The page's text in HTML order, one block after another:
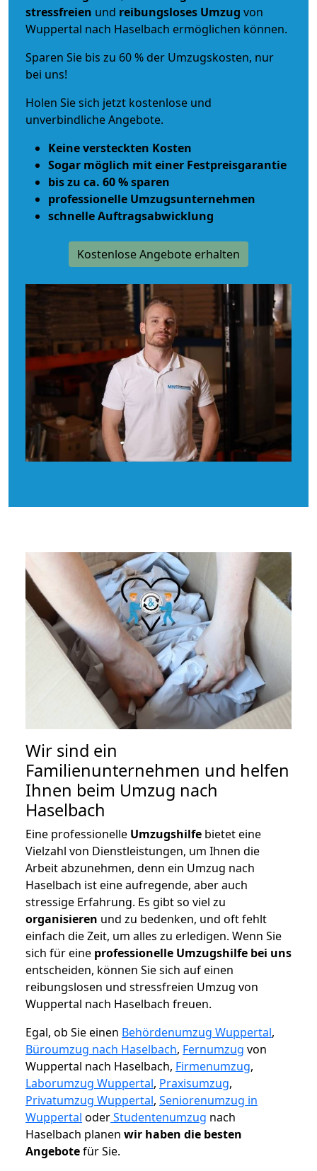
stressfreien und reibungsloses Umzug von
Wuppertal nach Haselbach ermöglichen können.
Sparen Sie bis zu 60 % der Umzugskosten, nur
bei uns!
Holen Sie sich jetzt kostenlose und
unverbindliche Angebote.
Keine versteckten Kosten
Sogar möglich mit einer Festpreisgarantie
bis zu ca. 60 % sparen
professionelle Umzugsunternehmen
schnelle Auftragsabwicklung
Kostenlose Angebote erhalten
Wir sind ein
Familienunternehmen und helfen
Ihnen beim Umzug nach
Haselbach
Eine professionelle Umzugshilfe bietet eine
Vielzahl von Dienstleistungen, um Ihnen die
Arbeit abzunehmen, denn ein Umzug nach
Haselbach ist eine aufregende, aber auch
stressige Erfahrung. Es gibt so viel zu
organisieren und zu bedenken, und oft fehlt
einfach die Zeit, um alles zu erledigen. Wenn Sie
sich für eine professionelle Umzugshilfe bei uns
entscheiden, können Sie sich auf einen
reibungslosen und stressfreien Umzug von
Wuppertal nach Haselbach freuen.
Egal, ob Sie einen Behördenumzug Wuppertal,
Büroumzug nach Haselbach, Fernumzug von
Wuppertal nach Haselbach, Firmenumzug,
Laborumzug Wuppertal, Praxisumzug,
Privatumzug Wuppertal, Seniorenumzug in
Wuppertal oderStudentenumzug nach
Haselbach planen wir haben die besten
Angebotefür Sie.